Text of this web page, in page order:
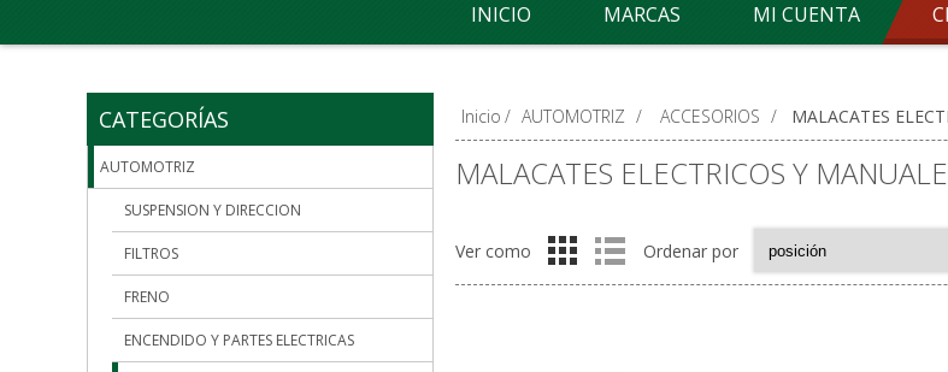
INICIO MARCAS MI CUENTA
Inicio / AUTOMOTRIZ / ACCESORIOS / MALACATES
MALACATES ELECTRICOS Y
Ver como Ordenar por
CATEGORÍAS
AUTOMOTRIZ
SUSPENSION Y DIRECCION
FILTROS
FRENO
ENCENDIDO Y PARTES ELECTRICAS